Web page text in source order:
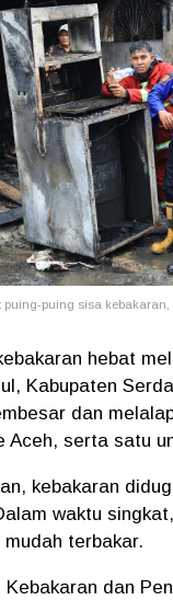
puing sisa kebakaran,
hebat
Kabupaten
dan
Aceh, serta satu
kebakaran
waktu
terbakar.
dan